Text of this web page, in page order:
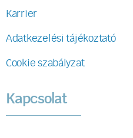
Karrier
Adatkezelési tájékoztató
Cookie szabályzat
Kapcsolat